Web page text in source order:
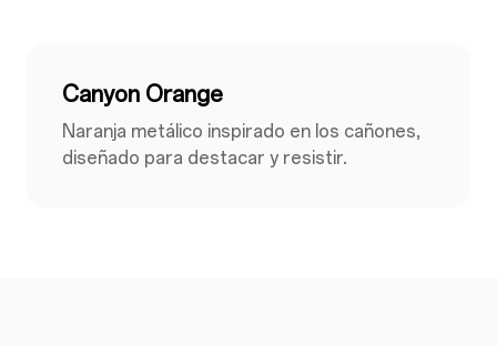
Canyon Orange
Naranja metálico inspirado en los cañones,
diseñado para destacar y resistir.